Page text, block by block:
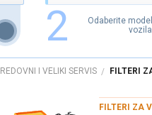
2
Odaberite
REDOVNI I VELIKI SERVIS / FILTERI
FILTERI ZA